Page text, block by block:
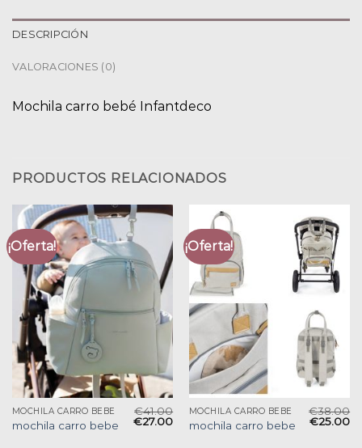
DESCRIPCIÓN
VALORACIONES (0)
Mochila carro bebé Infantdeco
PRODUCTOS RELACIONADOS
¡Oferta!
MOCHILA CARRO BEBE
mochila carro bebe
€41.00
€27.00
¡Oferta!
MOCHILA CARRO BEBE
mochila carro bebe
€38.00
€25.00